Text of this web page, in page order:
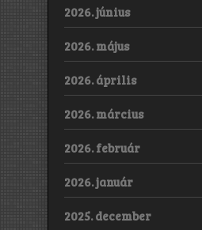
2026. június
2026. május
2026. április
2026. március
2026. február
2026. január
2025. december